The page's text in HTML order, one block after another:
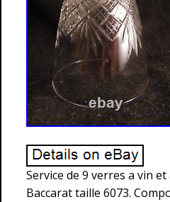
Service de 9 verres a vin
Baccarat taille 6073.